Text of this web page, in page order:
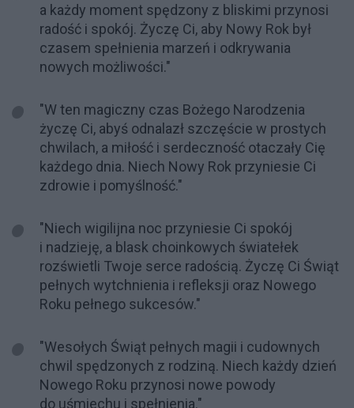
a każdy moment spędzony z bliskimi przynosi
radość i spokój. Życzę Ci, aby Nowy Rok był
czasem spełnienia marzeń i odkrywania
nowych możliwości."
"W ten magiczny czas Bożego Narodzenia
życzę Ci, abyś odnalazł szczęście w prostych
chwilach, a miłość i serdeczność otaczały Cię
każdego dnia. Niech Nowy Rok przyniesie Ci
zdrowie i pomyślność."
"Niech wigilijna noc przyniesie Ci spokój
i nadzieję, a blask choinkowych światełek
rozświetli Twoje serce radością. Życzę Ci Świąt
pełnych wytchnienia i refleksji oraz Nowego
Roku pełnego sukcesów."
"Wesołych Świąt pełnych magii i cudownych
chwil spędzonych z rodziną. Niech każdy dzień
Nowego Roku przynosi nowe powody
do uśmiechu i spełnienia."